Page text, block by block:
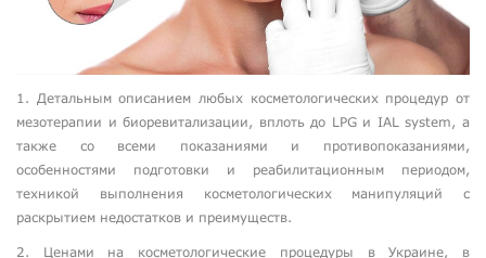
1. Детальным описанием любых косметологических процедур от
мезотерапии и биоревитализации, вплоть до LPG и IAL system, а
также со всеми показаниями и противопоказаниями,
особенностями подготовки и реабилитационным периодом,
техникой выполнения косметологических манипуляций с
раскрытием недостатков и преимуществ.
2. Ценами на косметологические процедуры в Украине, в